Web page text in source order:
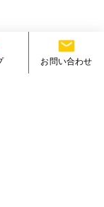
10:00～23:00
～21:00
～20:00
10:00～20:00
お問い合わせ